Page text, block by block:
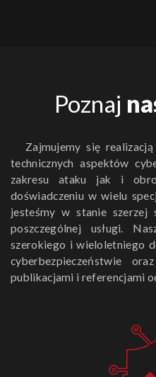
Poznaj
Zajmujemy się
technicznych aspektów
zakresu ataku jak i
doświadczeniu w wielu
jesteśmy w stanie szerzej
poszczególnej usługi.
szerokiego i wieloletniego
cyberbezpieczeństwie
publikacjami i referencjami